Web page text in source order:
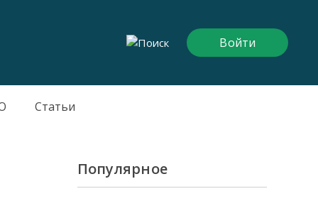
Войти
Статьи
Популярное